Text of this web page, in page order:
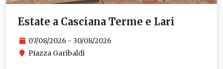
Estate a Casciana Terme e Lari
07/08/2026 - 30/08/2026
Piazza Garibaldi